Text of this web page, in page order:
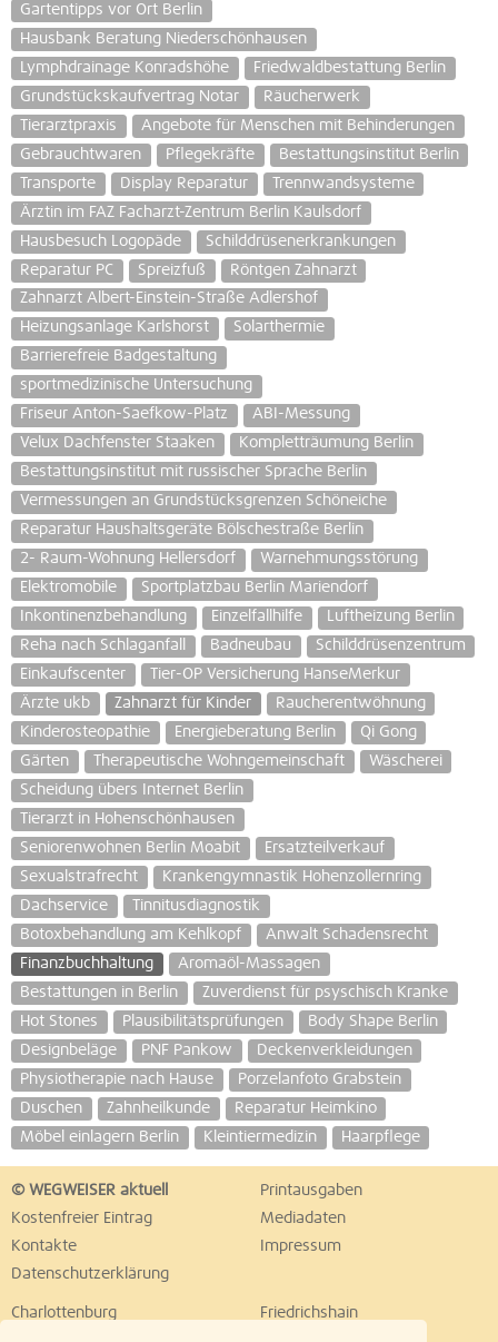
Gartentipps vor Ort Berlin
Hausbank Beratung Niederschönhausen
Lymphdrainage Konradshöhe
Friedwaldbestattung Berlin
Grundstückskaufvertrag Notar
Räucherwerk
Tierarztpraxis
Angebote für Menschen mit Behinderungen
Gebrauchtwaren
Pflegekräfte
Bestattungsinstitut Berlin
Transporte
Display Reparatur
Trennwandsysteme
Ärztin im FAZ Facharzt-Zentrum Berlin Kaulsdorf
Hausbesuch Logopäde
Schilddrüsenerkrankungen
Reparatur PC
Spreizfuß
Röntgen Zahnarzt
Zahnarzt Albert-Einstein-Straße Adlershof
Heizungsanlage Karlshorst
Solarthermie
Barrierefreie Badgestaltung
sportmedizinische Untersuchung
Friseur Anton-Saefkow-Platz
ABI-Messung
Velux Dachfenster Staaken
Kompletträumung Berlin
Bestattungsinstitut mit russischer Sprache Berlin
Vermessungen an Grundstücksgrenzen Schöneiche
Reparatur Haushaltsgeräte Bölschestraße Berlin
2- Raum-Wohnung Hellersdorf
Warnehmungsstörung
Elektromobile
Sportplatzbau Berlin Mariendorf
Inkontinenzbehandlung
Einzelfallhilfe
Luftheizung Berlin
Reha nach Schlaganfall
Badneubau
Schilddrüsenzentrum
Einkaufscenter
Tier-OP Versicherung HanseMerkur
Ärzte ukb
Zahnarzt für Kinder
Raucherentwöhnung
Kinderosteopathie
Energieberatung Berlin
Qi Gong
Gärten
Therapeutische Wohngemeinschaft
Wäscherei
Scheidung übers Internet Berlin
Tierarzt in Hohenschönhausen
Seniorenwohnen Berlin Moabit
Ersatzteilverkauf
Sexualstrafrecht
Krankengymnastik Hohenzollernring
Dachservice
Tinnitusdiagnostik
Botoxbehandlung am Kehlkopf
Anwalt Schadensrecht
Finanzbuchhaltung
Aromaöl-Massagen
Bestattungen in Berlin
Zuverdienst für psyschisch Kranke
Hot Stones
Plausibilitätsprüfungen
Body Shape Berlin
Designbeläge
PNF Pankow
Deckenverkleidungen
Physiotherapie nach Hause
Porzelanfoto Grabstein
Duschen
Zahnheilkunde
Reparatur Heimkino
Möbel einlagern Berlin
Kleintiermedizin Haarpflege
© WEGWEISER aktuell
Printausgaben
Kostenfreier Eintrag
Mediadaten
Kontakte
Impressum
Datenschutzerklärung
Charlottenburg
Friedrichshain